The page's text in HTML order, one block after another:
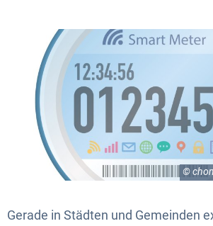
©
Gerade in Städten und Gemeinden